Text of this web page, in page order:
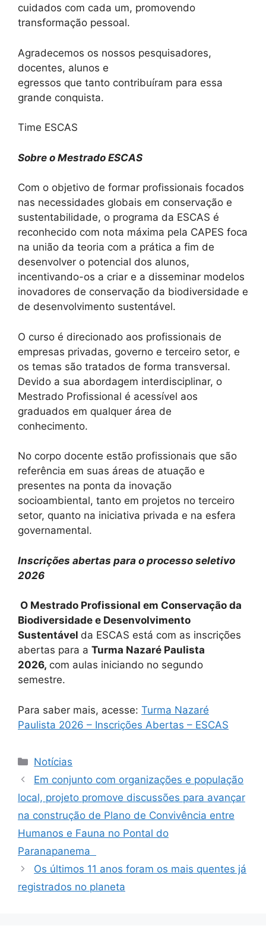
cuidados com cada um, promovendo
transformação pessoal.
Agradecemos os nossos pesquisadores,
docentes, alunos e
egressos que tanto contribuíram para essa
grande conquista.
Time ESCAS
Sobre o Mestrado ESCAS
Com o objetivo de formar profissionais focados
nas necessidades globais em conservação e
sustentabilidade, o programa da ESCAS é
reconhecido com nota máxima pela CAPES foca
na união da teoria com a prática a fim de
desenvolver o potencial dos alunos,
incentivando-os a criar e a disseminar modelos
inovadores de conservação da biodiversidade e
de desenvolvimento sustentável.
O curso é direcionado aos profissionais de
empresas privadas, governo e terceiro setor, e
os temas são tratados de forma transversal.
Devido a sua abordagem interdisciplinar, o
Mestrado Profissional é acessível aos
graduados em qualquer área de
conhecimento.
No corpo docente estão profissionais que são
referência em suas áreas de atuação e
presentes na ponta da inovação
socioambiental, tanto em projetos no terceiro
setor, quanto na iniciativa privada e na esfera
governamental.
Inscrições abertas para o processo seletivo
2026
O Mestrado Profissional em Conservação da
Biodiversidade e Desenvolvimento
Sustentável da ESCAS está com as inscrições
abertas para a Turma Nazaré Paulista
2026, com aulas iniciando no segundo
semestre.
Para saber mais, acesse: Turma Nazaré
Paulista 2026 – Inscrições Abertas – ESCAS
Notícias
Em conjunto com organizações e população
local, projeto promove discussões para avançar
na construção de Plano de Convivência entre
Humanos e Fauna no Pontal do
Paranapanema
Os últimos 11 anos foram os mais quentes já
registrados no planeta